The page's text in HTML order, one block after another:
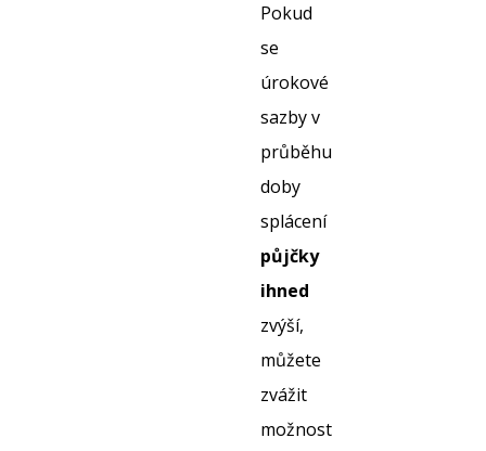
Pokud
se
úrokové
sazby v
průběhu
doby
splácení
půjčky
ihned
zvýší,
můžete
zvážit
možnost